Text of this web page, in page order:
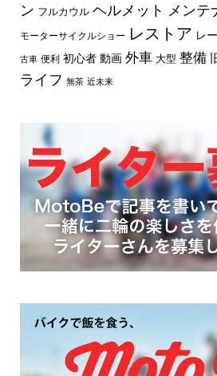
ン フルカウル ヘルメット メンテ
モーターサイクルショー レストア レ
古車 便利 初心者 動画 外車 大型 整備
ライフ 無茶 近未来